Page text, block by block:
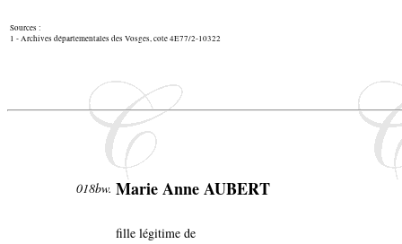
Sources :
1 - Archives départementales des Vosges, cote 4E77/2-10322
018bw. Marie Anne AUBERT
fille légitime de